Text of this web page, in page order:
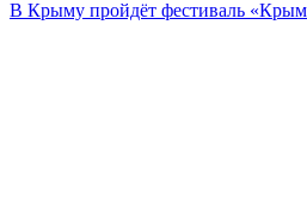
В Крыму пройдёт фестиваль